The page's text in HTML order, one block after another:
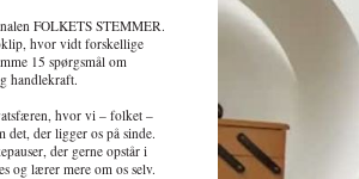
FOLKETS STEMMER.
hvor vidt forskellige
15 spørgsmål om
handlekraft.
hvor vi – folket –
det, der ligger os på sinde.
der gerne opstår i
og lærer mere om os selv.